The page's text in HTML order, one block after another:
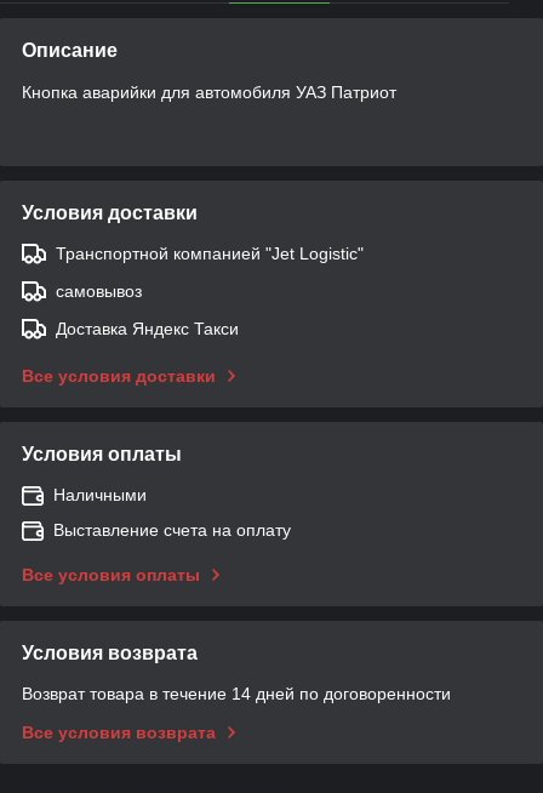
Описание
Кнопка аварийки для автомобиля УАЗ Патриот
Условия доставки
Транспортной компанией "Jet Logistic"
самовывоз
Доставка Яндекс Такси
Все условия доставки
Условия оплаты
Наличными
Выставление счета на оплату
Все условия оплаты
Условия возврата
Возврат товара в течение 14 дней по договоренности
Все условия возврата